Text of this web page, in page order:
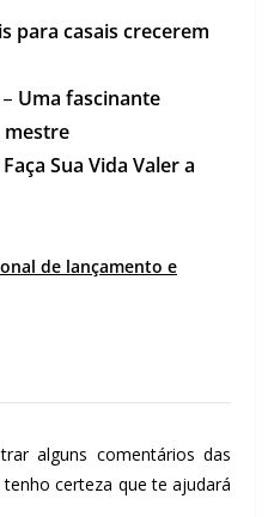
para casais crecerem
Uma fascinante
mestre
Faça Sua Vida Valer a
de lançamento e
alguns comentários das
certeza que te ajudará